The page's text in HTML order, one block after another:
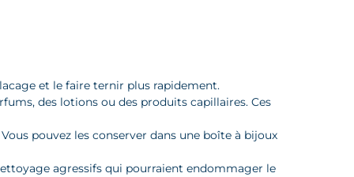
et le faire ternir plus rapidement.
des lotions ou des produits capillaires. Ces
pouvez les conserver dans une boîte à bijoux
agressifs qui pourraient endommager le